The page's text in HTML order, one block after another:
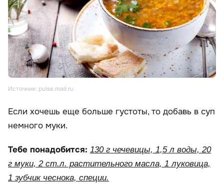
Источник: pulse.mail.ru
Если хочешь еще больше густоты, то добавь в суп
немного муки.
Тебе понадобится: 130 г чечевицы, 1,5 л воды, 20
г муки, 2 ст.л. растительного масла, 1 луковица,
1 зубчик чеснока, специи.